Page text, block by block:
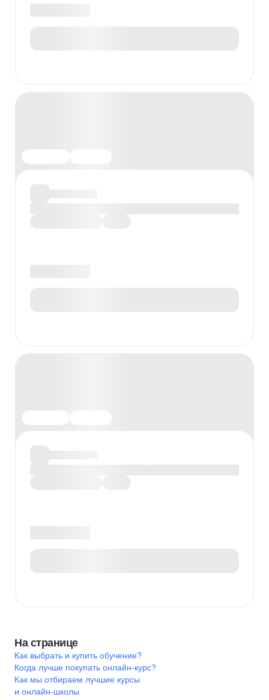
На странице
Как выбрать и купить обучение?
Когда лучше покупать онлайн-курс?
Как мы отбираем лучшие курсы
и онлайн-школы